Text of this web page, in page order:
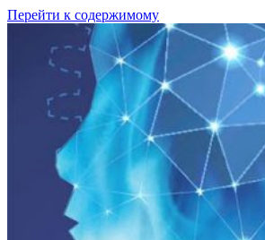
Перейти к содержимому